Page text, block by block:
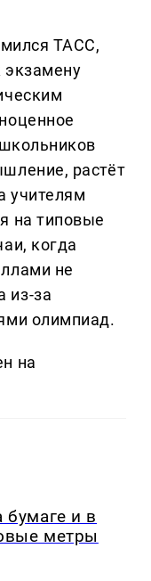
ТАСС,
экзамену
растёт
учителям
на типовые
когда
не
из-за
олимпиад.
на
бумаге и в
метры